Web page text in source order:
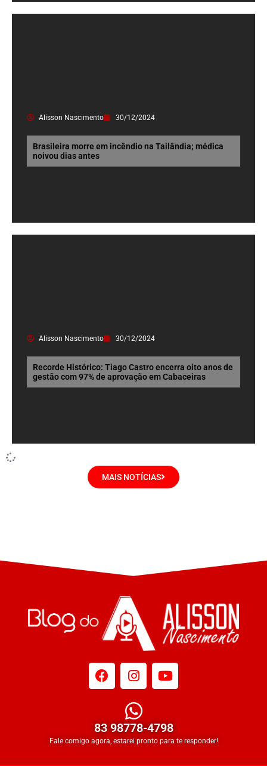
Alisson Nascimento 30/12/2024
Brasileira morre em incêndio na Tailândia; médica
noivou dias antes
Alisson Nascimento 30/12/2024
Recorde Histórico: Tiago Castro encerra oito anos de
gestão com 97% de aprovação em Cabaceiras
MAIS NOTÍCIAS
83 98778-4798
Fale comigo agora, estarei pronto para te responder!